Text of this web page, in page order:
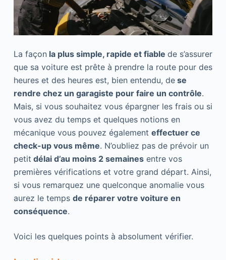
La façonla plus simple, rapide et fiable de s’assurer
que sa voiture est prête à prendre la route pour des
heures et des heures est, bien entendu, dese
rendre chez un garagiste pour faire un contrôle.
Mais, si vous souhaitez vous épargner les frais ou si
vous avez du temps et quelques notions en
mécanique vous pouvez également effectuer ce
check-up vous même. N’oubliez pas de prévoir un
petit délai d’au moins 2 semainesentre vos
premières vérifications et votre grand départ. Ainsi,
si vous remarquez une quelconque anomalie vous
aurez le temps de réparer votre voiture en
conséquence.
Voici les quelques points à absolument vérifier.